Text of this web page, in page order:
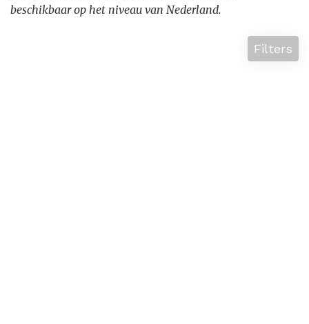
beschikbaar op het niveau van Nederland.
Filters